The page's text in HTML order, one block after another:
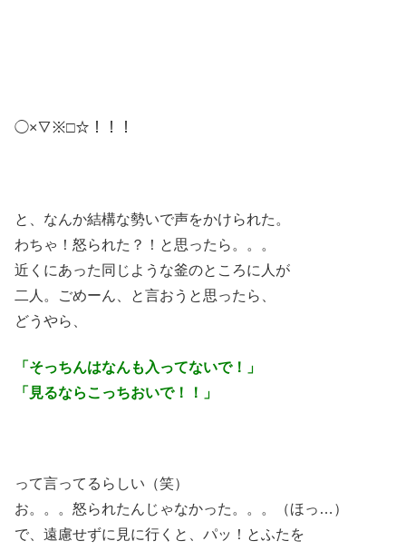
◯×▽※□☆！！！
と、なんか結構な勢いで声をかけられた。
わちゃ！怒られた？！と思ったら。。。
近くにあった同じような釜のところに人が
二人。ごめーん、と言おうと思ったら、
どうやら、
「そっちんはなんも入ってないで！」
「見るならこっちおいで！！」
って言ってるらしい（笑）
お。。。怒られたんじゃなかった。。。（ほっ…）
で、遠慮せずに見に行くと、パッ！とふたを